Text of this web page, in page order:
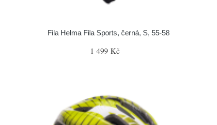
Fila Helma Fila Sports, černá, S, 55-58
1 499 Kč